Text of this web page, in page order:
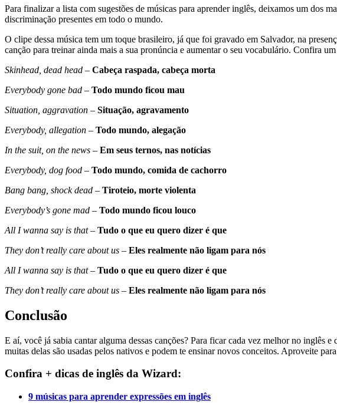
Para finalizar a lista com sugestões de músicas para aprender inglês, deixamos um dos
discriminação presentes em todo o mundo.
O clipe dessa música tem um toque brasileiro, já que foi gravado em Salvador, na
canção para treinar ainda mais a sua pronúncia e aumentar o seu vocabulário. Confira
Skinhead, dead head – Cabeça raspada, cabeça morta
Everybody gone bad – Todo mundo ficou mau
Situation, aggravation – Situação, agravamento
Everybody, allegation – Todo mundo, alegação
In the suit, on the news – Em seus ternos, nas notícias
Everybody, dog food – Todo mundo, comida de cachorro
Bang bang, shock dead – Tiroteio, morte violenta
Everybody’s gone mad – Todo mundo ficou louco
All I wanna say is that– Tudo o que eu quero dizer é que
They don’t really care about us – Eles realmente não ligam para nós
All I wanna say is that– Tudo o que eu quero dizer é que
They don’t really care about us – Eles realmente não ligam para nós
Conclusão
E aí, você já sabia cantar alguma dessas canções? Para ficar cada vez melhor no inglês e
muitas delas são usadas pelos nativos e podem te ensinar novos conceitos. Aproveite
Confira + dicas de inglês da Wizard:
9 músicas para aprender expressões em inglês